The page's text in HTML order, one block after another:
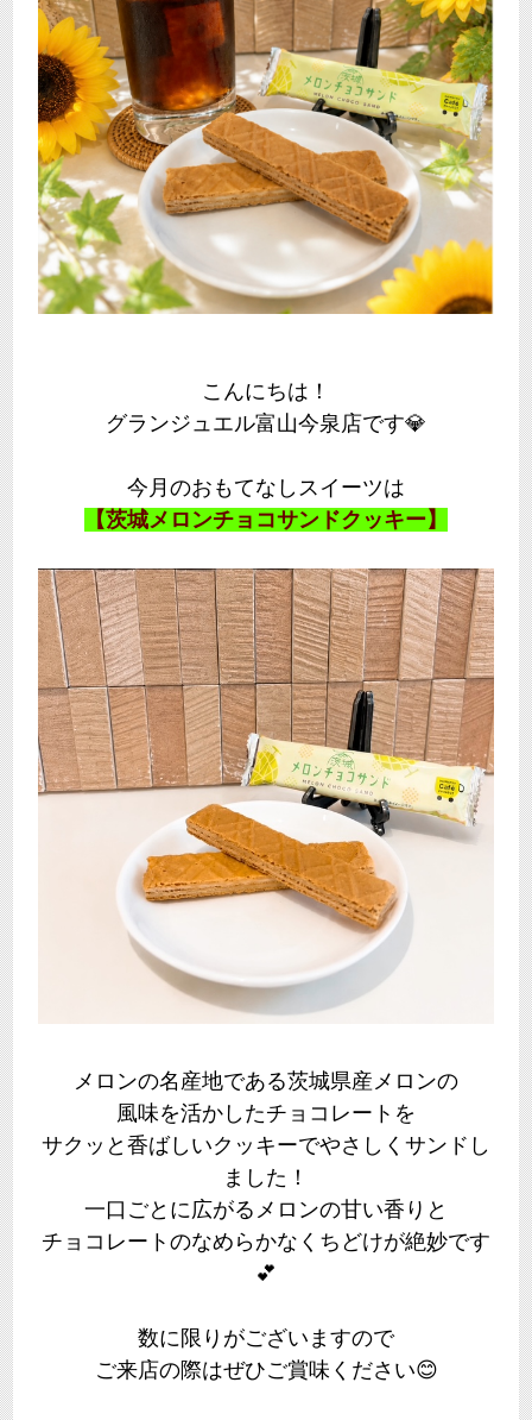
こんにちは！
グランジュエル富山今泉店です💎
今月のおもてなしスイーツは
【茨城メロンチョコサンドクッキー】
メロンの名産地である茨城県産メロンの
風味を活かしたチョコレートを
サクッと香ばしいクッキーでやさしくサンドし
ました！
一口ごとに広がるメロンの甘い香りと
チョコレートのなめらかなくちどけが絶妙です
💕
数に限りがございますので
ご来店の際はぜひご賞味ください😊